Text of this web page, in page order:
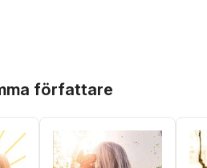
författare